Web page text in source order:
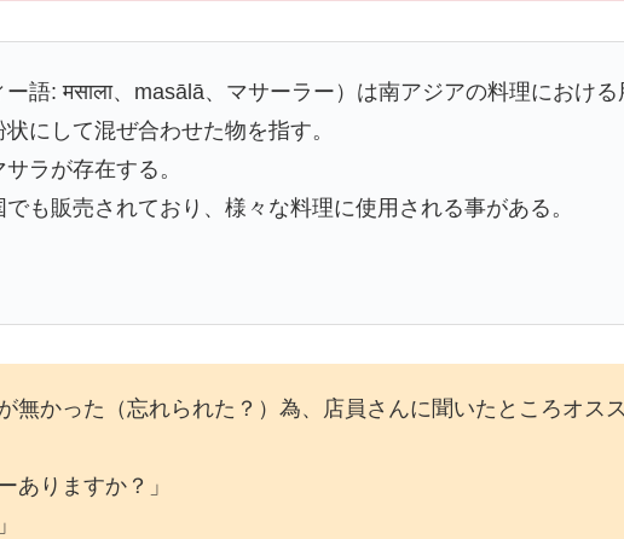
ー語: मसाला、masālā、マサーラー）は南アジアの料理における
にして混ぜ合わせた物を指す。
ラが存在する。
も販売されており、様々な料理に使用される事がある。
無かった（忘れられた？）為、店員さんに聞いたところオス
ありますか？」